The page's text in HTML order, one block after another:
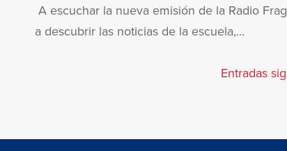
A escuchar la nueva emisión de la Radio
a descubrir las noticias de la escuela,...
Entradas